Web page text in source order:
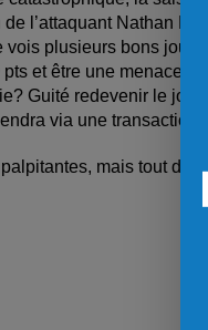
l’attaquant Nathan
vois plusieurs bons
et être une menace
Guité redevenir le
via une transaction
mais tout